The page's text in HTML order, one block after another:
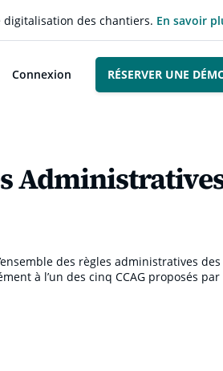
digitalisation des chantiers. En savoir
Connexion RÉSERVER UNE
des règles administratives des
à l’un des cinq CCAG proposés par